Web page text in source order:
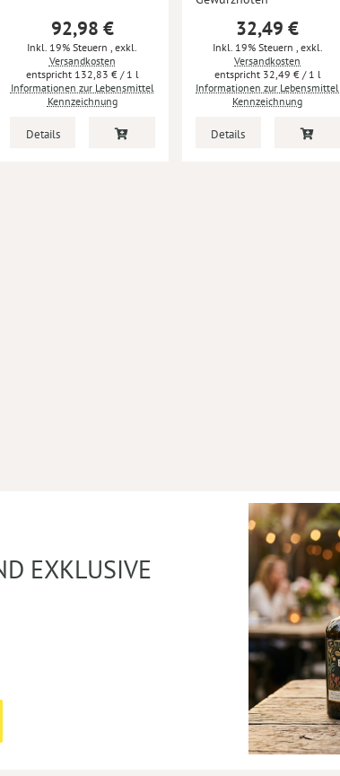
92,98 €
Inkl. 19% Steuern, exkl.
Versandkosten
132,83 €/ 1 l
Informationen zur Lebensmittel
Kennzeichnung
Details
32,49 €
Inkl. 19% Steuern , exkl.
Versandkosten
32,49 €/ 1 l
Informationen zur Lebensmittel
Kennzeichnung
Details
EXKLUSIVE